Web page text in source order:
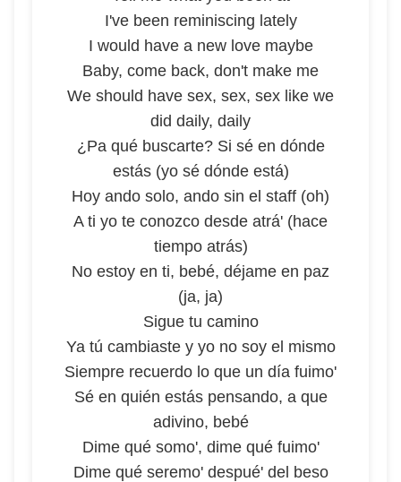
I've been reminiscing lately
I would have a new love maybe
Baby, come back, don't make me
We should have sex, sex, sex like we
did daily, daily
¿Pa qué buscarte? Si sé en dónde
estás (yo sé dónde está)
Hoy ando solo, ando sin el staff (oh)
A ti yo te conozco desde atrá' (hace
tiempo atrás)
No estoy en ti, bebé, déjame en paz
(ja, ja)
Sigue tu camino
Ya tú cambiaste y yo no soy el mismo
Siempre recuerdo lo que un día fuimo'
Sé en quién estás pensando, a que
adivino, bebé
Dime qué somo', dime qué fuimo'
Dime qué seremo' despué' del beso